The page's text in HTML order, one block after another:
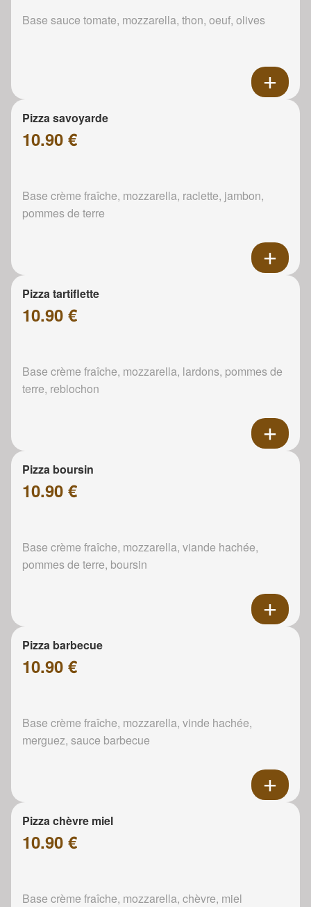
Base sauce tomate, mozzarella, thon, oeuf, olives
Pizza savoyarde
10.90 €
Base crème fraîche, mozzarella, raclette, jambon,
pommes de terre
Pizza tartiflette
10.90 €
Base crème fraîche, mozzarella, lardons, pommes de
terre, reblochon
Pizza boursin
10.90 €
Base crème fraîche, mozzarella, viande hachée,
pommes de terre, boursin
Pizza barbecue
10.90 €
Base crème fraîche, mozzarella, vinde hachée,
merguez, sauce barbecue
Pizza chèvre miel
10.90 €
Base crème fraîche, mozzarella, chèvre, miel